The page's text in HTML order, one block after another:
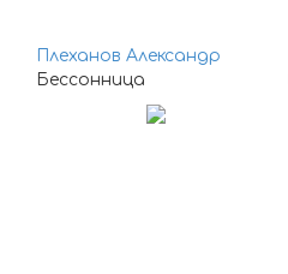
Плеханов Александр
Бессонница